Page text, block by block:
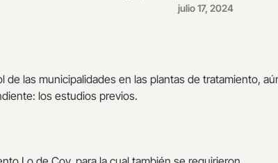
julio 17, 2024
de las municipalidades en las plantas de tratamiento,
los estudios previos.